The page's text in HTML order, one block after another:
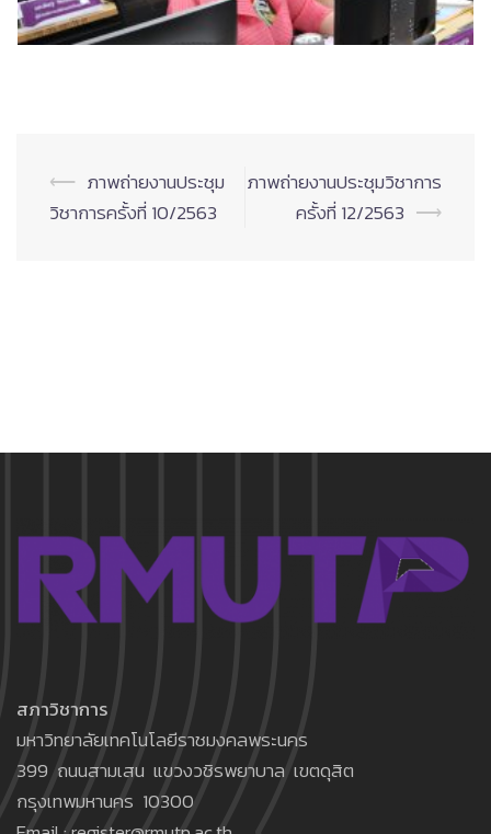
Post
navigation
⟵ ภาพถ่ายงานประชุม
วิชาการครั้งที่ 10/2563
ภาพถ่ายงานประชุมวิชาการ
ครั้งที่ 12/2563 ⟶
สภาวิชาการ
มหาวิทยาลัยเทคโนโลยีราชมงคลพระนคร
399 ถนนสามเสน แขวงวชิรพยาบาล เขตดุสิต
กรุงเทพมหานคร 10300